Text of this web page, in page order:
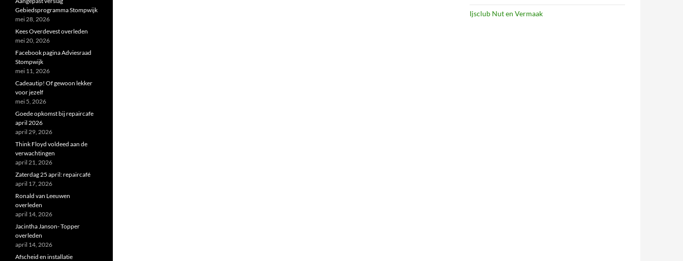
Ijsclub Nut en Vermaak
Gebiedsprogramma Stompwijk
mei 28, 2026
Kees Overdevest overleden
mei 20, 2026
Facebook pagina Adviesraad
Stompwijk
mei 11, 2026
Cadeautip! Of gewoon lekker
voor jezelf
mei 5, 2026
Goede opkomst bij repaircafe
april 2026
april 29, 2026
Think Floyd voldeed aan de
verwachtingen
april 21, 2026
Zaterdag 25 april: repaircafé
april 17, 2026
Ronald van Leeuwen
overleden
april 14, 2026
Jacintha Janson- Topper
overleden
april 14, 2026
Afscheid en installatie